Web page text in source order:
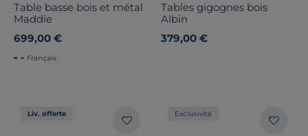
Table basse bois et métal
Maddie
699,00 €
Français
Tables gigognes bois
Albin
379,00 €
Liv. offerte Exclusivité